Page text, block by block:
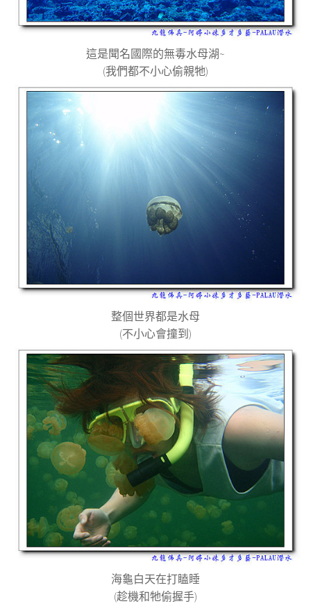
這是聞名國際的無毒水母湖~
(我們都不小心偷親牠)
整個世界都是水母
(不小心會撞到 )
海龜白天在打瞌睡
(趁機和牠偷握手)